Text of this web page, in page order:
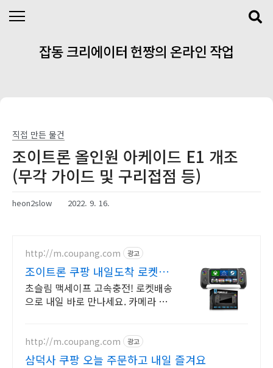
잡동 크리에이터 헌짱의 온라인 작업
직접 만든 물건
조이트론 올인원 아케이드 E1 개조
(무각 가이드 및 구리접점 등)
heon2slow 2022. 9. 16.
http://m.coupang.com 광고
조이트론 쿠팡 내일도착 로켓배
송
초슬림 맥세이프 고속충전! 로켓배송
으로 내일 바로 만나세요. 카메라 간
http://m.coupang.com 광고
삼덕사 쿠팡 오늘 주문하고 내일 즐겨요